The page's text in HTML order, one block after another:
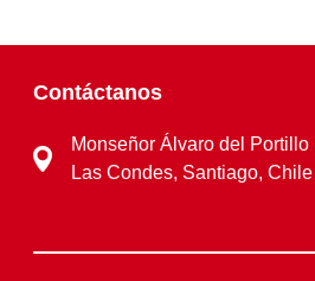
Contáctanos
Monseñor Álvaro del Portillo
Las Condes, Santiago, Chile